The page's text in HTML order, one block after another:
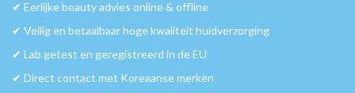
✔︎ Eerlijke beauty advies online & offline
✔︎ Veilig en betaalbaar hoge kwaliteit huidverzorging
✔︎ Lab getest en geregistreerd in de EU
✔︎ Direct contact met Koreaanse merken